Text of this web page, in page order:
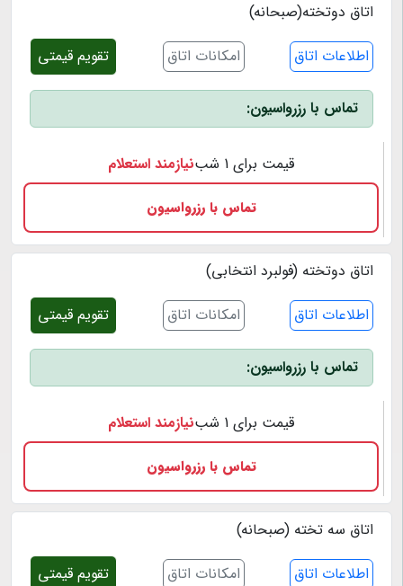
اتاق دوتخته(صبحانه)
اطلاعات اتاق
امکانات اتاق تقویم قیمتی
تماس با رزرواسیون:
قیمت برای 1 شب نیازمند استعلام
تماس با رزرواسیون
اتاق دوتخته (فولبرد انتخابی)
اطلاعات اتاق
امکانات اتاق تقویم قیمتی
تماس با رزرواسیون:
قیمت برای 1 شب نیازمند استعلام
تماس با رزرواسیون
اتاق سه تخته (صبحانه)
اطلاعات اتاق
امکانات اتاق تقویم قیمتی